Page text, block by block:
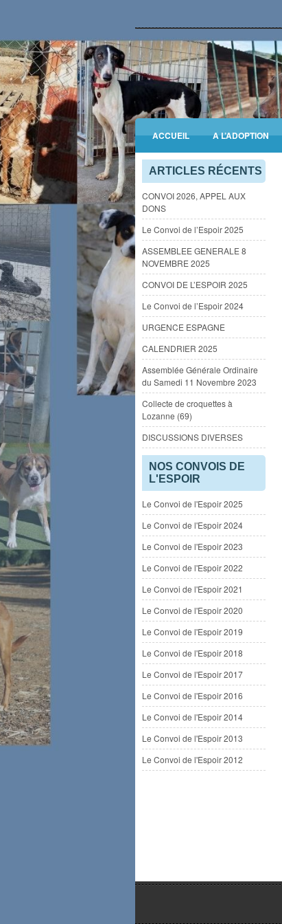
ACCUEIL A L’ADOPTION
INFORMATIONS GENERALES
ARTICLES RÉCENTS
CONVOI 2026, APPEL AUX
DONS
Le Convoi de l’Espoir 2025
ASSEMBLEE GENERALE 8
NOVEMBRE 2025
CONVOI DE L’ESPOIR 2025
Le Convoi de l’Espoir 2024
URGENCE ESPAGNE
CALENDRIER 2025
Assemblée Générale Ordinaire
du Samedi 11 Novembre 2023
Collecte de croquettes à
Lozanne (69)
DISCUSSIONS DIVERSES
NOS CONVOIS DE
L'ESPOIR
Le Convoi de l'Espoir 2025
Le Convoi de l'Espoir 2024
Le Convoi de l'Espoir 2023
Le Convoi de l'Espoir 2022
Le Convoi de l'Espoir 2021
Le Convoi de l'Espoir 2020
Le Convoi de l'Espoir 2019
Le Convoi de l'Espoir 2018
Le Convoi de l'Espoir 2017
Le Convoi de l'Espoir 2016
Le Convoi de l'Espoir 2014
Le Convoi de l'Espoir 2013
Le Convoi de l'Espoir 2012